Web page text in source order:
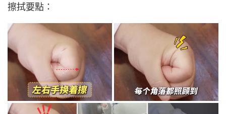
擦拭要點：